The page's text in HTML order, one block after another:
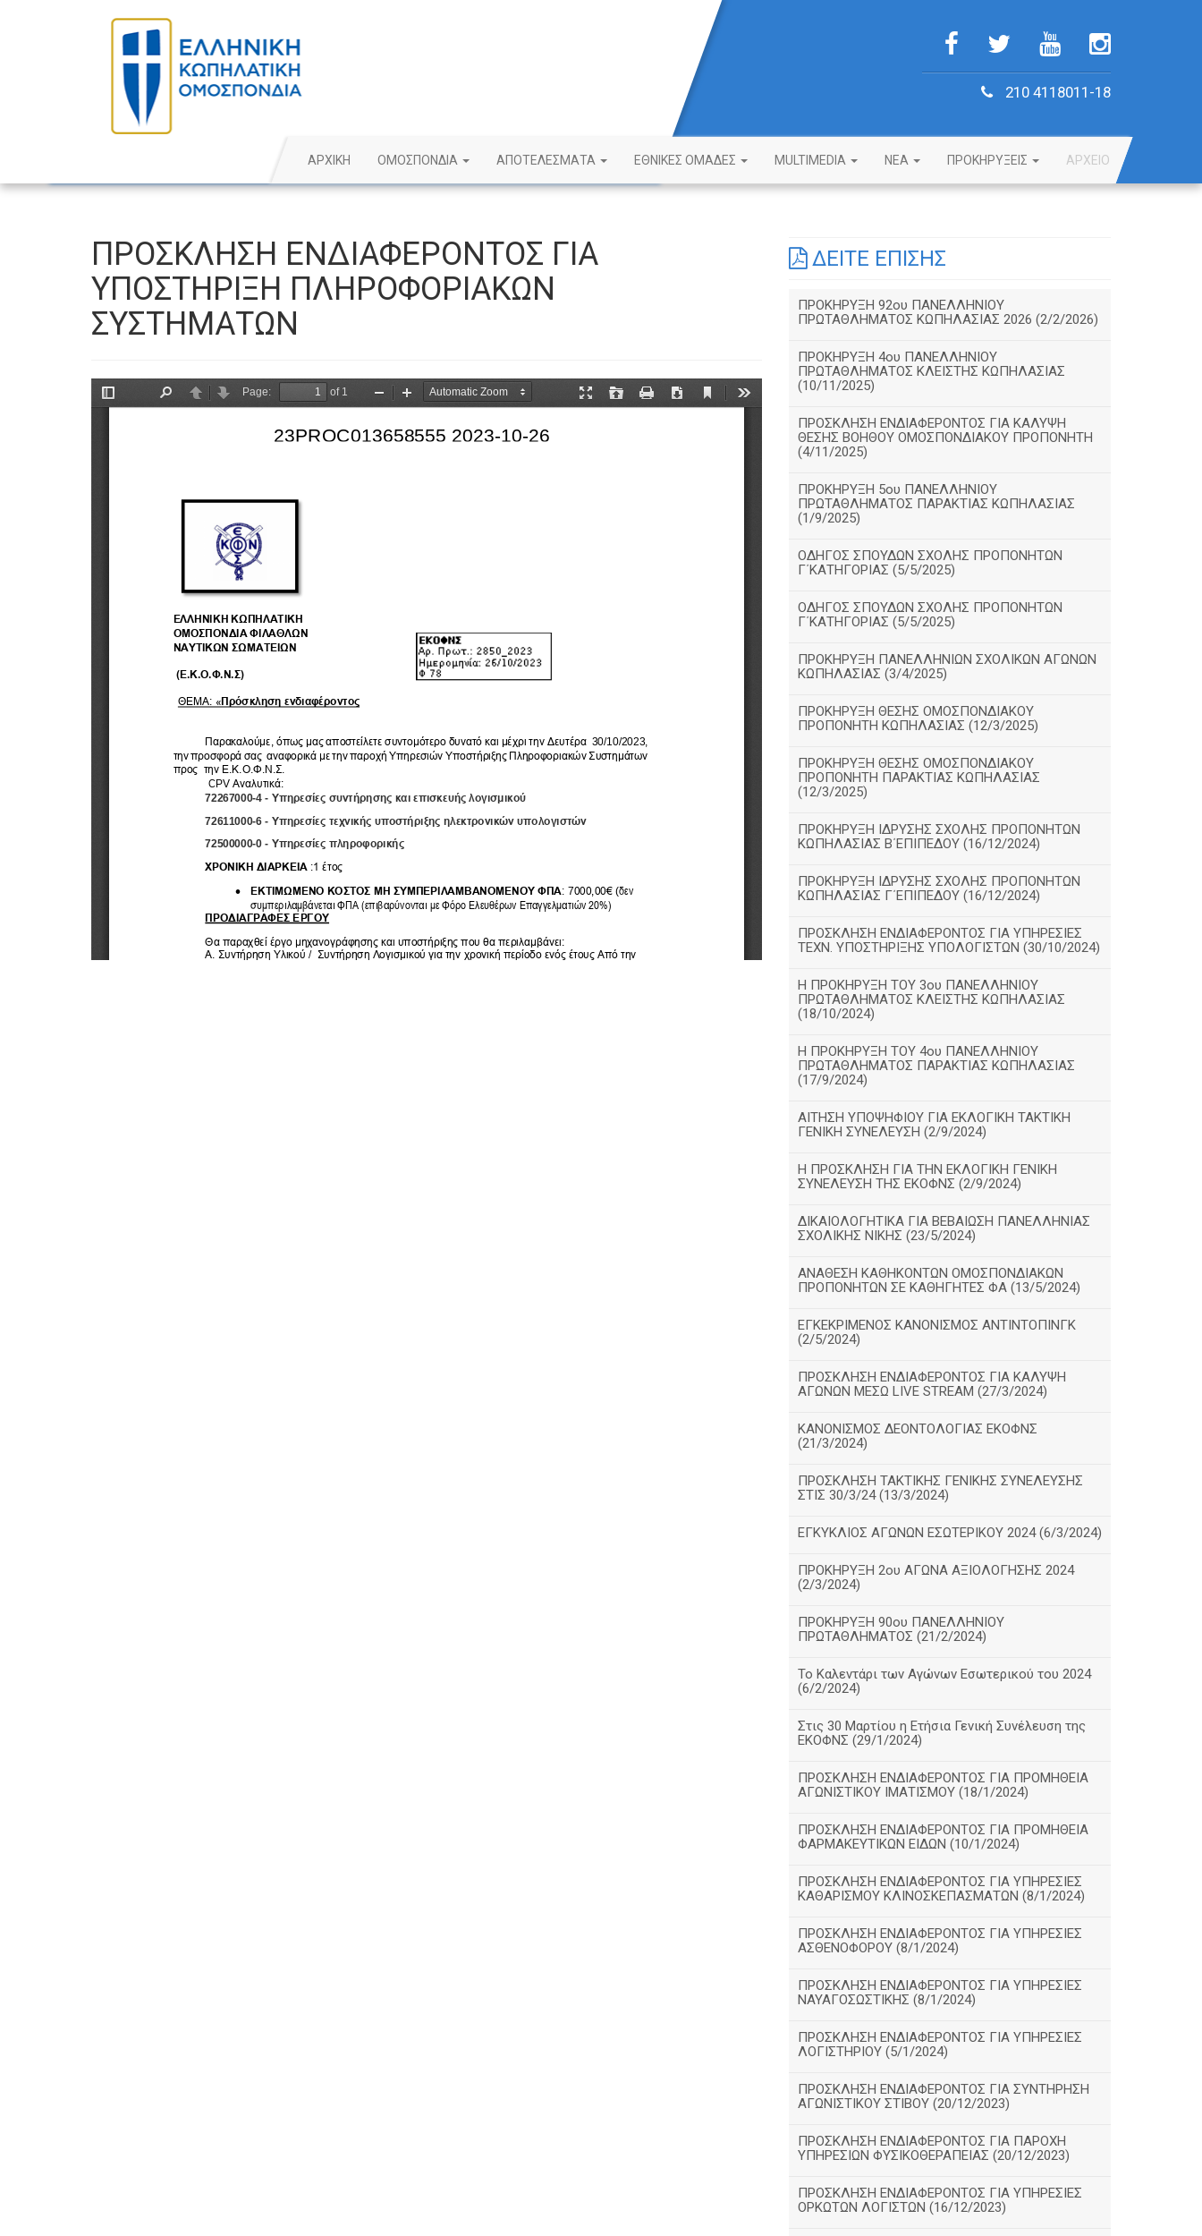
210 4118011-18
ΑΡΧΙΚΗ ΟΜΟΣΠΟΝΔΙΑ ΑΠΟΤΕΛΕΣΜΑΤΑ ΕΘΝΙΚΕΣ ΟΜΑΔΕΣ MULTIMEDIA NEA ΠΡΟΚΗΡΥΞΕΙΣ ΑΡΧΕΙΟ
ΠΡΟΣΚΛΗΣΗ ΕΝΔΙΑΦΕΡΟΝΤΟΣ ΓΙΑ
ΥΠΟΣΤΗΡΙΞΗ ΠΛΗΡΟΦΟΡΙΑΚΩΝ
ΣΥΣΤΗΜΑΤΩΝ
ΔΕΙΤΕ ΕΠΙΣΗΣ
ΠΡΟΚΗΡΥΞΗ 92ου ΠΑΝΕΛΛΗΝΙΟΥ
ΠΡΩΤΑΘΛΗΜΑΤΟΣ ΚΩΠΗΛΑΣΙΑΣ 2026 (2/2/2026)
ΠΡΟΚΗΡΥΞΗ 4ου ΠΑΝΕΛΛΗΝΙΟΥ
ΠΡΩΤΑΘΛΗΜΑΤΟΣ ΚΛΕΙΣΤΗΣ ΚΩΠΗΛΑΣΙΑΣ
(10/11/2025)
ΠΡΟΣΚΛΗΣΗ ΕΝΔΙΑΦΕΡΟΝΤΟΣ ΓΙΑ ΚΑΛΥΨΗ
ΘΕΣΗΣ ΒΟΗΘΟΥ ΟΜΟΣΠΟΝΔΙΑΚΟΥ ΠΡΟΠΟΝΗΤΗ
(4/11/2025)
ΠΡΟΚΗΡΥΞΗ 5ου ΠΑΝΕΛΛΗΝΙΟΥ
ΠΡΩΤΑΘΛΗΜΑΤΟΣ ΠΑΡΑΚΤΙΑΣ ΚΩΠΗΛΑΣΙΑΣ
(1/9/2025)
ΟΔΗΓΟΣ ΣΠΟΥΔΩΝ ΣΧΟΛΗΣ ΠΡΟΠΟΝΗΤΩΝ
Γ΄ΚΑΤΗΓΟΡΙΑΣ (5/5/2025)
ΟΔΗΓΟΣ ΣΠΟΥΔΩΝ ΣΧΟΛΗΣ ΠΡΟΠΟΝΗΤΩΝ
Γ΄ΚΑΤΗΓΟΡΙΑΣ (5/5/2025)
ΠΡΟΚΗΡΥΞΗ ΠΑΝΕΛΛΗΝΙΩΝ ΣΧΟΛΙΚΩΝ ΑΓΩΝΩΝ
ΚΩΠΗΛΑΣΙΑΣ (3/4/2025)
ΠΡΟΚΗΡΥΞΗ ΘΕΣΗΣ ΟΜΟΣΠΟΝΔΙΑΚΟΥ
ΠΡΟΠΟΝΗΤΗ ΚΩΠΗΛΑΣΙΑΣ (12/3/2025)
ΠΡΟΚΗΡΥΞΗ ΘΕΣΗΣ ΟΜΟΣΠΟΝΔΙΑΚΟΥ
ΠΡΟΠΟΝΗΤΗ ΠΑΡΑΚΤΙΑΣ ΚΩΠΗΛΑΣΙΑΣ
(12/3/2025)
ΠΡΟΚΗΡΥΞΗ ΙΔΡΥΣΗΣ ΣΧΟΛΗΣ ΠΡΟΠΟΝΗΤΩΝ
ΚΩΠΗΛΑΣΙΑΣ Β΄ΕΠΙΠΕΔΟΥ (16/12/2024)
ΠΡΟΚΗΡΥΞΗ ΙΔΡΥΣΗΣ ΣΧΟΛΗΣ ΠΡΟΠΟΝΗΤΩΝ
ΚΩΠΗΛΑΣΙΑΣ Γ΄ΕΠΙΠΕΔΟΥ (16/12/2024)
ΠΡΟΣΚΛΗΣΗ ΕΝΔΙΑΦΕΡΟΝΤΟΣ ΓΙΑ ΥΠΗΡΕΣΙΕΣ
ΤΕΧΝ. ΥΠΟΣΤΗΡΙΞΗΣ ΥΠΟΛΟΓΙΣΤΩΝ (30/10/2024)
Η ΠΡΟΚΗΡΥΞΗ ΤΟΥ 3ου ΠΑΝΕΛΛΗΝΙΟΥ
ΠΡΩΤΑΘΛΗΜΑΤΟΣ ΚΛΕΙΣΤΗΣ ΚΩΠΗΛΑΣΙΑΣ
(18/10/2024)
Η ΠΡΟΚΗΡΥΞΗ ΤΟΥ 4ου ΠΑΝΕΛΛΗΝΙΟΥ
ΠΡΩΤΑΘΛΗΜΑΤΟΣ ΠΑΡΑΚΤΙΑΣ ΚΩΠΗΛΑΣΙΑΣ
(17/9/2024)
ΑΙΤΗΣΗ ΥΠΟΨΗΦΙΟΥ ΓΙΑ ΕΚΛΟΓΙΚΗ ΤΑΚΤΙΚΗ
ΓΕΝΙΚΗ ΣΥΝΕΛΕΥΣΗ (2/9/2024)
Η ΠΡΟΣΚΛΗΣΗ ΓΙΑ ΤΗΝ ΕΚΛΟΓΙΚΗ ΓΕΝΙΚΗ
ΣΥΝΕΛΕΥΣΗ ΤΗΣ ΕΚΟΦΝΣ (2/9/2024)
ΔΙΚΑΙΟΛΟΓΗΤΙΚΑ ΓΙΑ ΒΕΒΑΙΩΣΗ ΠΑΝΕΛΛΗΝΙΑΣ
ΣΧΟΛΙΚΗΣ ΝΙΚΗΣ (23/5/2024)
ΑΝΑΘΕΣΗ ΚΑΘΗΚΟΝΤΩΝ ΟΜΟΣΠΟΝΔΙΑΚΩΝ
ΠΡΟΠΟΝΗΤΩΝ ΣΕ ΚΑΘΗΓΗΤΕΣ ΦΑ (13/5/2024)
ΕΓΚΕΚΡΙΜΕΝΟΣ ΚΑΝΟΝΙΣΜΟΣ ΑΝΤΙΝΤΟΠΙΝΓΚ
(2/5/2024)
ΠΡΟΣΚΛΗΣΗ ΕΝΔΙΑΦΕΡΟΝΤΟΣ ΓΙΑ ΚΑΛΥΨΗ
ΑΓΩΝΩΝ ΜΕΣΩ LIVE STREAM (27/3/2024)
ΚΑΝΟΝΙΣΜΟΣ ΔΕΟΝΤΟΛΟΓΙΑΣ ΕΚΟΦΝΣ
(21/3/2024)
ΠΡΟΣΚΛΗΣΗ ΤΑΚΤΙΚΗΣ ΓΕΝΙΚΗΣ ΣΥΝΕΛΕΥΣΗΣ
ΣΤΙΣ 30/3/24 (13/3/2024)
ΕΓΚΥΚΛΙΟΣ ΑΓΩΝΩΝ ΕΣΩΤΕΡΙΚΟΥ 2024 (6/3/2024)
ΠΡΟΚΗΡΥΞΗ 2ου ΑΓΩΝΑ ΑΞΙΟΛΟΓΗΣΗΣ 2024
(2/3/2024)
ΠΡΟΚΗΡΥΞΗ 90ου ΠΑΝΕΛΛΗΝΙΟΥ
ΠΡΩΤΑΘΛΗΜΑΤΟΣ (21/2/2024)
Το Καλεντάρι των Αγώνων Εσωτερικού του 2024
(6/2/2024)
Στις 30 Μαρτίου η Ετήσια Γενική Συνέλευση της
ΕΚΟΦΝΣ (29/1/2024)
ΠΡΟΣΚΛΗΣΗ ΕΝΔΙΑΦΕΡΟΝΤΟΣ ΓΙΑ ΠΡΟΜΗΘΕΙΑ
ΑΓΩΝΙΣΤΙΚΟΥ ΙΜΑΤΙΣΜΟΥ (18/1/2024)
ΠΡΟΣΚΛΗΣΗ ΕΝΔΙΑΦΕΡΟΝΤΟΣ ΓΙΑ ΠΡΟΜΗΘΕΙΑ
ΦΑΡΜΑΚΕΥΤΙΚΩΝ ΕΙΔΩΝ (10/1/2024)
ΠΡΟΣΚΛΗΣΗ ΕΝΔΙΑΦΕΡΟΝΤΟΣ ΓΙΑ ΥΠΗΡΕΣΙΕΣ
ΚΑΘΑΡΙΣΜΟΥ ΚΛΙΝΟΣΚΕΠΑΣΜΑΤΩΝ (8/1/2024)
ΠΡΟΣΚΛΗΣΗ ΕΝΔΙΑΦΕΡΟΝΤΟΣ ΓΙΑ ΥΠΗΡΕΣΙΕΣ
ΑΣΘΕΝΟΦΟΡΟΥ (8/1/2024)
ΠΡΟΣΚΛΗΣΗ ΕΝΔΙΑΦΕΡΟΝΤΟΣ ΓΙΑ ΥΠΗΡΕΣΙΕΣ
ΝΑΥΑΓΟΣΩΣΤΙΚΗΣ (8/1/2024)
ΠΡΟΣΚΛΗΣΗ ΕΝΔΙΑΦΕΡΟΝΤΟΣ ΓΙΑ ΥΠΗΡΕΣΙΕΣ
ΛΟΓΙΣΤΗΡΙΟΥ (5/1/2024)
ΠΡΟΣΚΛΗΣΗ ΕΝΔΙΑΦΕΡΟΝΤΟΣ ΓΙΑ ΣΥΝΤΗΡΗΣΗ
ΑΓΩΝΙΣΤΙΚΟΥ ΣΤΙΒΟΥ (20/12/2023)
ΠΡΟΣΚΛΗΣΗ ΕΝΔΙΑΦΕΡΟΝΤΟΣ ΓΙΑ ΠΑΡΟΧΗ
ΥΠΗΡΕΣΙΩΝ ΦΥΣΙΚΟΘΕΡΑΠΕΙΑΣ (20/12/2023)
ΠΡΟΣΚΛΗΣΗ ΕΝΔΙΑΦΕΡΟΝΤΟΣ ΓΙΑ ΥΠΗΡΕΣΙΕΣ
ΟΡΚΩΤΩΝ ΛΟΓΙΣΤΩΝ (16/12/2023)